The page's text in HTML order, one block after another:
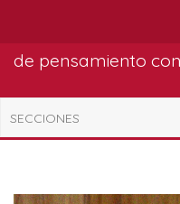
de pensamiento
SECCIONES